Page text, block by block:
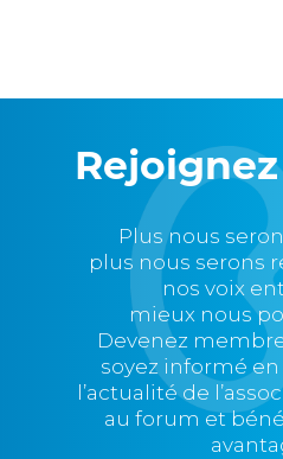
Plus nous
plus nous serons
nos voix
mieux nous
Devenez
soyez informé
l’actualité de
au forum et